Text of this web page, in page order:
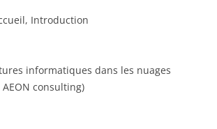
Introduction
informatiques dans les nuages
consulting)